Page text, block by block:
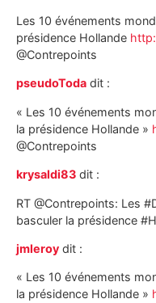
Les 10 événements
présidence Hollande
@Contrepoints
pseudoToda dit :
« Les 10 événements
la présidence Hollande »
@Contrepoints
krysaldi83 dit :
RT @Contrepoints: Les
basculer la présidence
jmleroy dit :
« Les 10 événements
la présidence Hollande »